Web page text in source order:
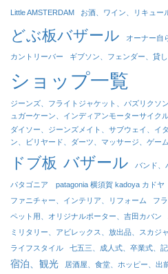
Little AMSTERDAM お酒、ワイン、リキュー
どぶ板バザール
オーナー自
カントリーバー ギブソン、フェンダー、貸
ショップ一覧
ジーンズ、フライトジャケット、パズリクソ
ュガーケーン、インディアンモーターサイク
ダイソー、ジーンズメイト、サブウェイ、イ
ン、ビリヤード、ダーツ、マッサージ、ゲー
ドブ板 バザール バンド、
パタゴニア patagonia 横須賀 kadoya カドヤ
ファニチャー、インテリア、リフォーム
フ
ペット用、オリジナルポーター、吉田カバン
ミリタリー、アビレックス、放出品、スカジ
ライフスタイル
七五三、成人式、卒業式、
宿泊、観光 居酒屋、食堂、ホッピー、出